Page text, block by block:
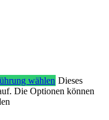
wählen Dieses
Die Optionen können